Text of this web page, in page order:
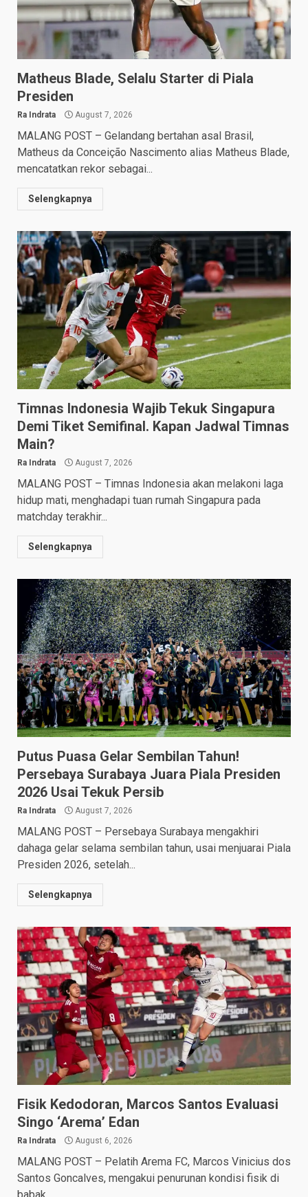
Matheus Blade, Selalu Starter di Piala
Presiden
Ra Indrata August 7, 2026
MALANG POST – Gelandang bertahan asal Brasil,
Matheus da Conceição Nascimento alias Matheus Blade,
mencatatkan rekor sebagai...
Selengkapnya
Timnas Indonesia Wajib Tekuk Singapura
Demi Tiket Semifinal. Kapan Jadwal Timnas
Main?
Ra Indrata August 7, 2026
MALANG POST – Timnas Indonesia akan melakoni laga
hidup mati, menghadapi tuan rumah Singapura pada
matchday terakhir...
Selengkapnya
Putus Puasa Gelar Sembilan Tahun!
Persebaya Surabaya Juara Piala Presiden
2026 Usai Tekuk Persib
Ra Indrata August 7, 2026
MALANG POST – Persebaya Surabaya mengakhiri
dahaga gelar selama sembilan tahun, usai menjuarai Piala
Presiden 2026, setelah...
Selengkapnya
Fisik Kedodoran, Marcos Santos Evaluasi
Singo ‘Arema’ Edan
Ra Indrata August 6, 2026
MALANG POST – Pelatih Arema FC, Marcos Vinicius dos
Santos Goncalves, mengakui penurunan kondisi fisik di